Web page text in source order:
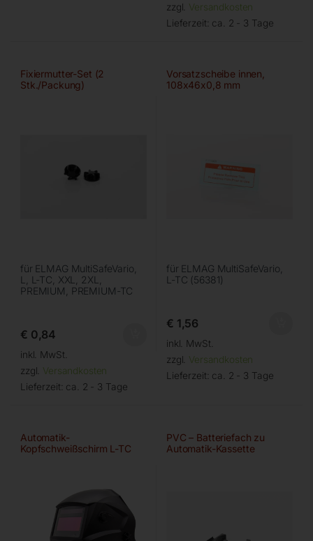
zzgl. Versandkosten
Lieferzeit: ca. 2 - 3 Tage
Fixiermutter-Set (2
Stk./Packung)
für ELMAG MultiSafeVario,
L, L-TC, XXL, 2XL,
PREMIUM, PREMIUM-TC
€ 0,84
inkl. MwSt.
zzgl. Versandkosten
Lieferzeit: ca. 2 - 3 Tage
Vorsatzscheibe innen,
108x46x0,8 mm
für ELMAG MultiSafeVario,
L-TC (56381)
€ 1,56
inkl. MwSt.
zzgl. Versandkosten
Lieferzeit: ca. 2 - 3 Tage
Automatik-
Kopfschweißschirm L-TC
PVC – Batteriefach zu
Automatik-Kassette